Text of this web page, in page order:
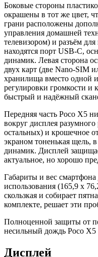
Боковые стороны
окрашены в тот же цвет,
грани расположены
управления домашней
телевизором) и разъём
находятся порт USB-C,
динамик. Левая сторона
двух карт (две Nano-SIM
хранилища вместо одной
регулировки громкости и
быстрый и надёжный
Передняя часть Poco X5
вокруг дисплея
остальных) и крошечное
экраном тоненькая щель,
динамик. Дисплей
актуальное, но хорошо
Габариты и вес
использования (165,9 x
скользкая и собирает
комплекте, решает эти
Полноценной защиты от
несильный дождь Poco X5
Дисплей